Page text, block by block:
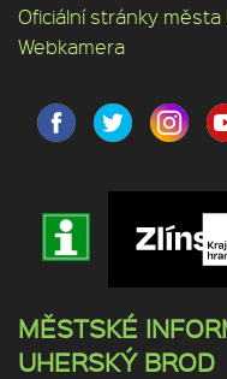
Oficiální stránky
Webkamera
MĚSTSKÉ
UHERSKÝ BROD